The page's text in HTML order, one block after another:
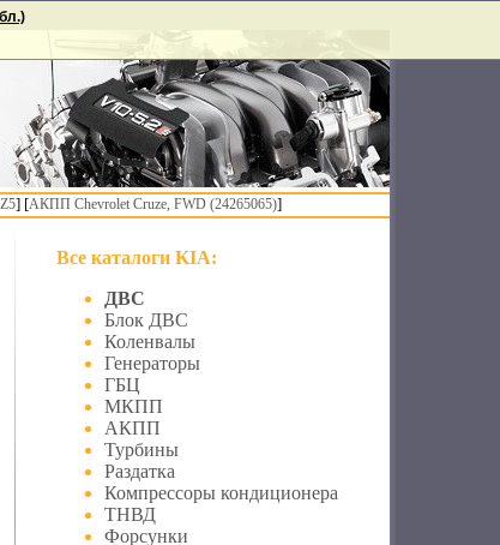
] [АКПП Chevrolet Cruze, FWD (24265065)]
Все каталоги KIA:
ДВС
Блок ДВС
Коленвалы
Генераторы
ГБЦ
МКПП
АКПП
Турбины
Раздатка
Компрессоры кондиционера
ТНВД
Форсунки